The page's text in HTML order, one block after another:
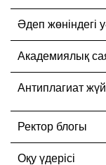
Әдеп жөніндегі
Академиялық
Антиплагиат
Ректор блогы
Оқу үдерісі